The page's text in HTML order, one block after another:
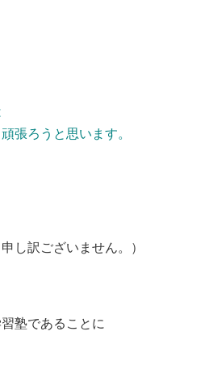
張ろうと思います。
し訳ございません。）
塾であることに